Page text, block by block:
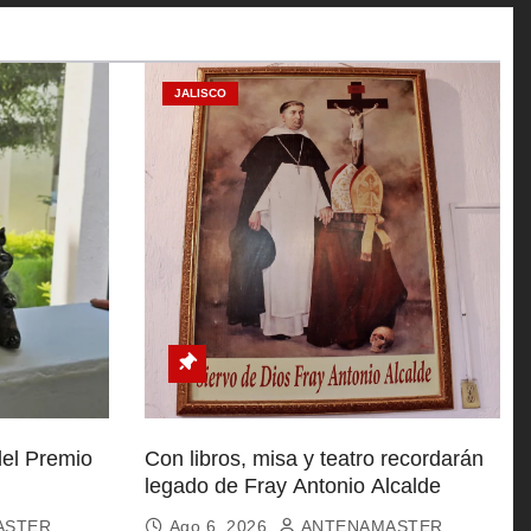
Premio
JALISCO
Con libros, misa y teatro recordarán
legado de Fray Antonio Alcalde
Ago 6, 2026 ANTENAMASTER